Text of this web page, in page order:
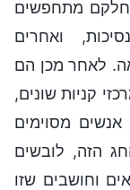
חלקם מתחפשים
ואחרים
לאחר מכן הם
קניות שונים,
מסוימים
הזה, לובשים
וחושבים שזו